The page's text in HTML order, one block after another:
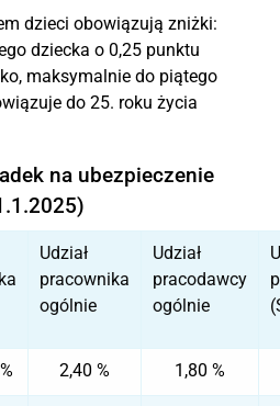
dzieci obowiązują zniżki:
dziecka o 0,25 punktu
maksymalnie do piątego
do 25. roku życia
na ubezpieczenie
Udział
pracownika
ogólnie
Udział
pracodawcy
ogólnie
2,40 % 1,80 %